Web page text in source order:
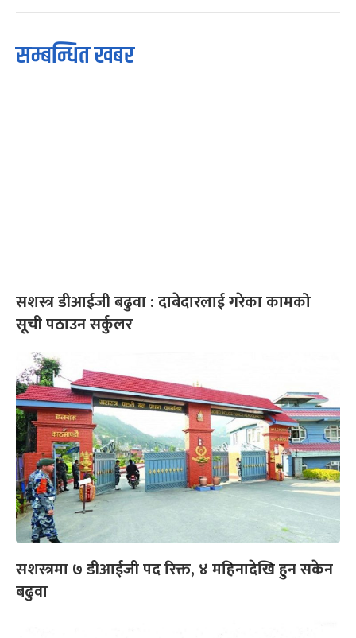
सम्बन्धित खबर
सशस्त्र डीआईजी बढुवा : दाबेदारलाई गरेका कामको
सूची पठाउन सर्कुलर
सशस्त्रमा ७ डीआईजी पद रिक्त, ४ महिनादेखि हुन सकेन
बढुवा